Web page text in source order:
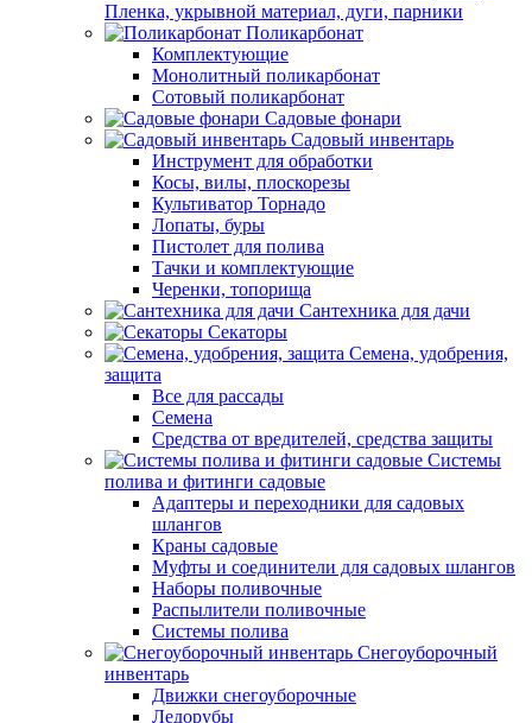
Пленка, укрывной материал, дуги, парники
Поликарбонат
Комплектующие
Монолитный поликарбонат
Сотовый поликарбонат
Садовые фонари
Садовый инвентарь
Инструмент для обработки
Косы, вилы, плоскорезы
Культиватор Торнадо
Лопаты, буры
Пистолет для полива
Тачки и комплектующие
Черенки, топорища
Сантехника для дачи
Секаторы
Семена, удобрения,
защита
Все для рассады
Семена
Средства от вредителей, средства защиты
Системы
полива и фитинги садовые
Адаптеры и переходники для садовых
шлангов
Краны садовые
Муфты и соединители для садовых шлангов
Наборы поливочные
Распылители поливочные
Системы полива
Снегоуборочный
инвентарь
Движки снегоуборочные
Ледорубы